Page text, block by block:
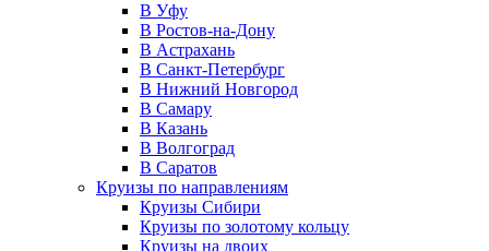
В Уфу
В Ростов-на-Дону
В Астрахань
В Санкт-Петербург
В Нижний Новгород
В Самару
В Казань
В Волгоград
В Саратов
Круизы по направлениям
Круизы Сибири
Круизы по золотому кольцу
Круизы на двоих